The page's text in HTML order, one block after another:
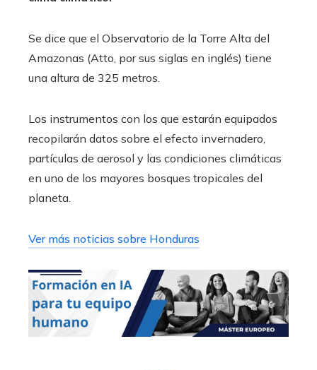
Se dice que el Observatorio de la Torre Alta del
Amazonas (Atto, por sus siglas en inglés) tiene
una altura de 325 metros.
Los instrumentos con los que estarán equipados
recopilarán datos sobre el efecto invernadero,
partículas de aerosol y las condiciones climáticas
en uno de los mayores bosques tropicales del
planeta.
Ver más noticias sobre Honduras